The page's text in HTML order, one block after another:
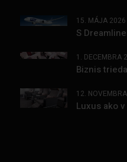
15. MÁJA 2026
S
1. DECEMBRA
Biznis
12.
Luxus ako